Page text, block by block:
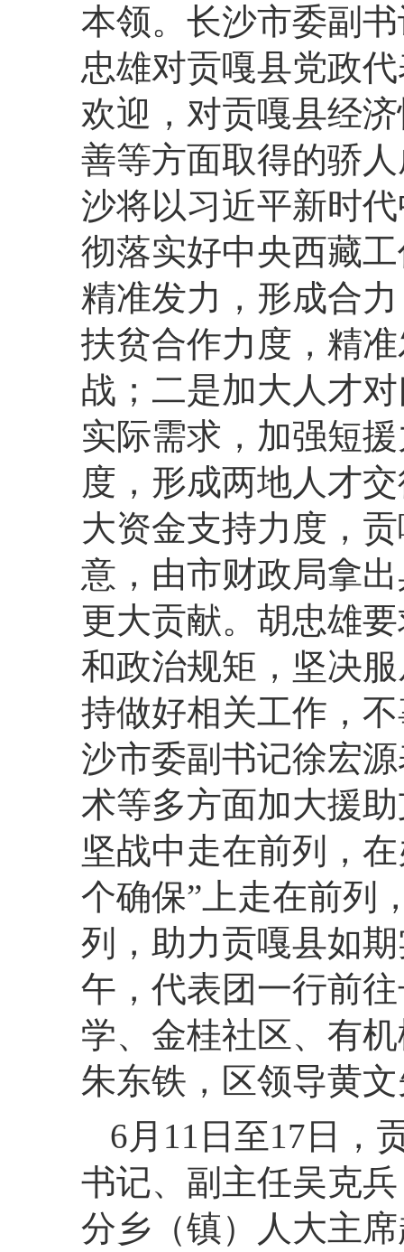
本领。长沙市委副
忠雄对贡嘎县党政
欢迎，对贡嘎县经
善等方面取得的骄
沙将以习近平新时
彻落实好中央西藏
精准发力，形成合
扶贫合作力度，精
战；二是加大人才
实际需求，加强短
度，形成两地人才
大资金支持力度，
意，由市财政局拿
更大贡献。胡忠雄
和政治规矩，坚决
持做好相关工作，
沙市委副书记徐宏
术等多方面加大援
坚战中走在前列，
个确保”上走在前列
列，助力贡嘎县如
午，代表团一行前
学、金桂社区、有
朱东铁，区领导黄
6月11日至17日，
书记、副主任吴克
分乡（镇）人大主